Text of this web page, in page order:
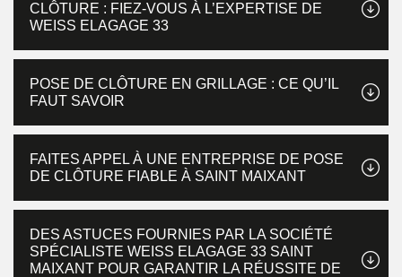
CLÔTURE : FIEZ-VOUS À L’EXPERTISE DE
WEISS ELAGAGE 33
POSE DE CLÔTURE EN GRILLAGE : CE QU’IL
FAUT SAVOIR
FAITES APPEL À UNE ENTREPRISE DE POSE
DE CLÔTURE FIABLE À SAINT MAIXANT
DES ASTUCES FOURNIES PAR LA SOCIÉTÉ
SPÉCIALISTE WEISS ELAGAGE 33 SAINT
MAIXANT POUR GARANTIR LA RÉUSSITE DE